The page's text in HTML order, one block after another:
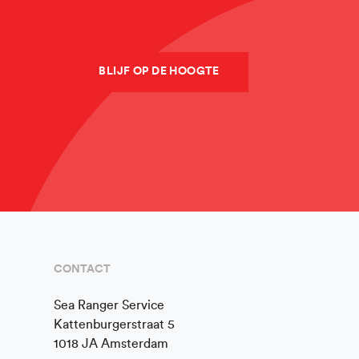
BLIJF OP DE HOOGTE
CONTACT
Sea Ranger Service
Kattenburgerstraat 5
1018 JA Amsterdam